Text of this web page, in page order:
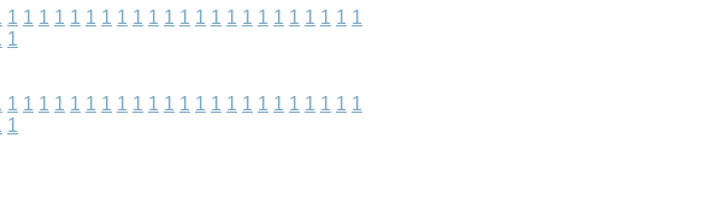
1 1 1 1 1 1 1 1 1 1 1 1 1 1 1 1 1 1 1 1 1 1 1
1
1 1 1 1 1 1 1 1 1 1 1 1 1 1 1 1 1 1 1 1 1 1 1
1